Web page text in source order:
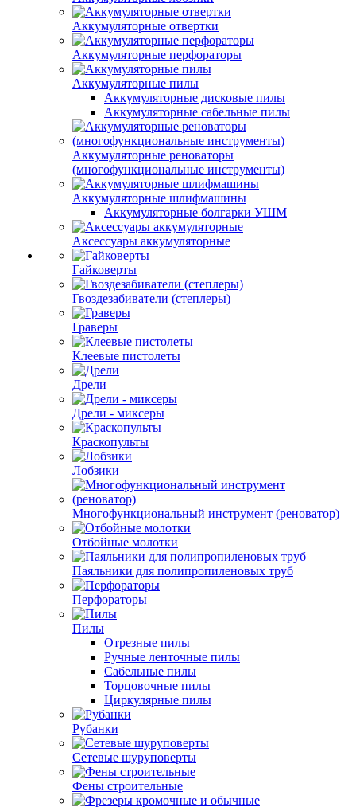
Аккумуляторные отвертки
Аккумуляторные перфораторы
Аккумуляторные пилы
Аккумуляторные дисковые пилы
Аккумуляторные сабельные пилы
Аккумуляторные реноваторы
(многофункциональные инструменты)
Аккумуляторные шлифмашины
Аккумуляторные болгарки УШМ
Аксессуары аккумуляторные
Гайковерты
Гвоздезабиватели (степлеры)
Граверы
Клеевые пистолеты
Дрели
Дрели - миксеры
Краскопульты
Лобзики
Многофункциональный инструмент (реноватор)
Отбойные молотки
Паяльники для полипропиленовых труб
Перфораторы
Пилы
Отрезные пилы
Ручные ленточные пилы
Сабельные пилы
Торцовочные пилы
Циркулярные пилы
Рубанки
Сетевые шуруповерты
Фены строительные